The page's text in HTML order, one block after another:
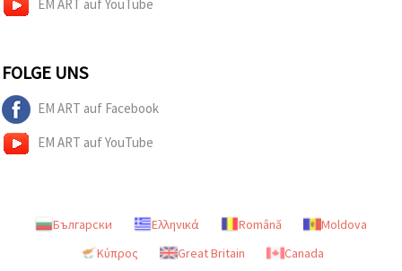
FOLGE UNS
EM ART auf Facebook
EM ART auf YouTube
Български Ελληνικά Română
Moldova
Κύπρος
Great Britain Canada